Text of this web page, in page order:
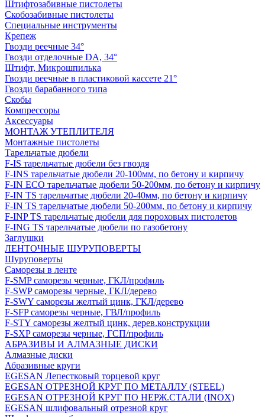
Штифтозабивные пистолеты
Скобозабивные пистолеты
Специальные инструменты
Крепеж
Гвозди реечные 34°
Гвозди отделочные DA, 34°
Штифт, Микрошпилька
Гвозди реечные в пластиковой кассете 21°
Гвозди барабанного типа
Скобы
Компрессоры
Аксессуары
МОНТАЖ УТЕПЛИТЕЛЯ
Монтажные пистолеты
Тарельчатые дюбели
F-IS тарельчатые дюбели без гвоздя
F-INS тарельчатые дюбели 20-100мм, по бетону и кирпичу
F-IN ECO тарельчатые дюбели 50-200мм, по бетону и кирпичу
F-IN TS тарельчатые дюбели 20-40мм, по бетону и кирпичу
F-IN TS тарельчатые дюбели 50-200мм, по бетону и кирпичу
F-INP TS тарельчатые дюбели для пороховых пистолетов
F-ING TS тарельчатые дюбели по газобетону
Заглушки
ЛЕНТОЧНЫЕ ШУРУПОВЕРТЫ
Шуруповерты
Саморезы в ленте
F-SMP саморезы черные, ГКЛ/профиль
F-SWP саморезы черные, ГКЛ/дерево
F-SWY саморезы желтый цинк, ГКЛ/дерево
F-SFP саморезы черные, ГВЛ/профиль
F-STY саморезы желтый цинк, дерев.конструкции
F-SXP саморезы черные, ГСП/профиль
АБРАЗИВЫ И АЛМАЗНЫЕ ДИСКИ
Алмазные диски
Абразивные круги
EGESAN Лепестковый торцевой круг
EGESAN ОТРЕЗНОЙ КРУГ ПО МЕТАЛЛУ (STEEL)
EGESAN ОТРЕЗНОЙ КРУГ ПО НЕРЖ.СТАЛИ (INOX)
EGESAN шлифовальный отрезной круг